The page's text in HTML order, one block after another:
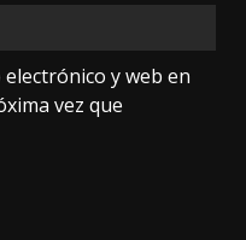
y web en
vez que